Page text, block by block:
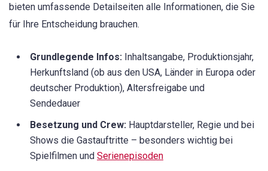
bieten umfassende Detailseiten alle Informationen, die Sie
für Ihre Entscheidung brauchen.
Grundlegende Infos: Inhaltsangabe, Produktionsjahr,
Herkunftsland (ob aus den USA, Länder in Europa oder
deutscher Produktion), Altersfreigabe und
Sendedauer
Besetzung und Crew: Hauptdarsteller, Regie und bei
Shows die Gastauftritte – besonders wichtig bei
Spielfilmen und Serienepisoden